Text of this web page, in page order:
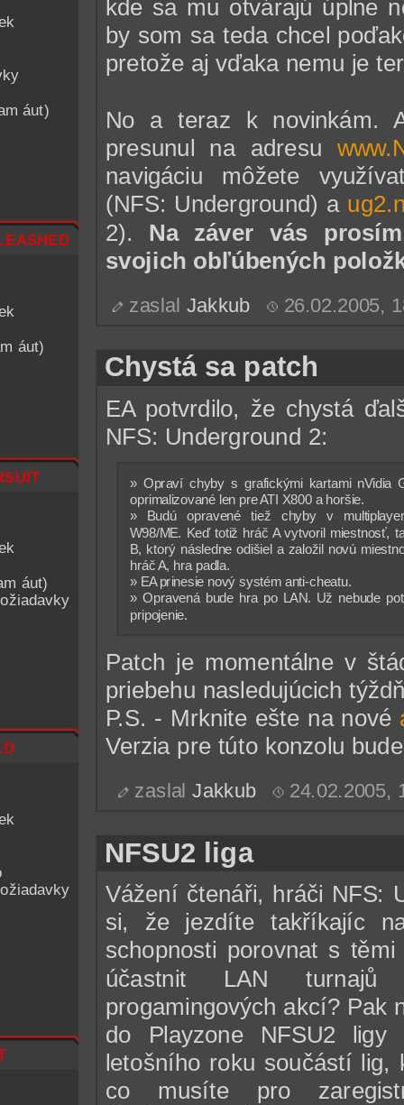
áut)
áut)
áut)
kde sa mu otvárajú úplne
by som sa teda chcel
pretože aj vďaka nemu je
No a teraz k novinkám.
presunul na adresu
navigáciu môžete
(NFS: Underground) a
2). Na záver vás
svojich obľúbených
zaslal Jakkub 26.02.2005,
Chystá sa patch
EA potvrdilo, že chystá
NFS: Underground 2:
» Opraví chyby s grafickými kartami nVidia
oprimalizované len pre ATI X800 a horšie.
» Budú opravené tiež chyby v
W98/ME. Keď totiž hráč A vytvoril miestnosť,
B, ktorý následne odišiel a založil novú
hráč A, hra padla.
» EA prinesie nový systém anti-cheatu.
» Opravená bude hra po LAN. Už nebude
pripojenie.
Patch je momentálne v
priebehu nasledujúcich
P.S. - Mrknite ešte na nové
Verzia pre túto konzolu
zaslalJakkub
NFSU2 liga
Vážení čtenáři, hráči NFS:
si, že jezdíte takříkajíc
schopnosti porovnat s
účastnit LAN turnajů i
progamingových akcí? Pak
do Playzone NFSU2
letošního roku součástí
co musíte pro